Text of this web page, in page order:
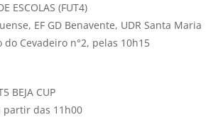
ESCOLAS (FUT4)
EF GD Benavente, UDR Santa Maria
do Cevadeiro n°2, pelas 10h15
BEJA CUP
partir das 11h00